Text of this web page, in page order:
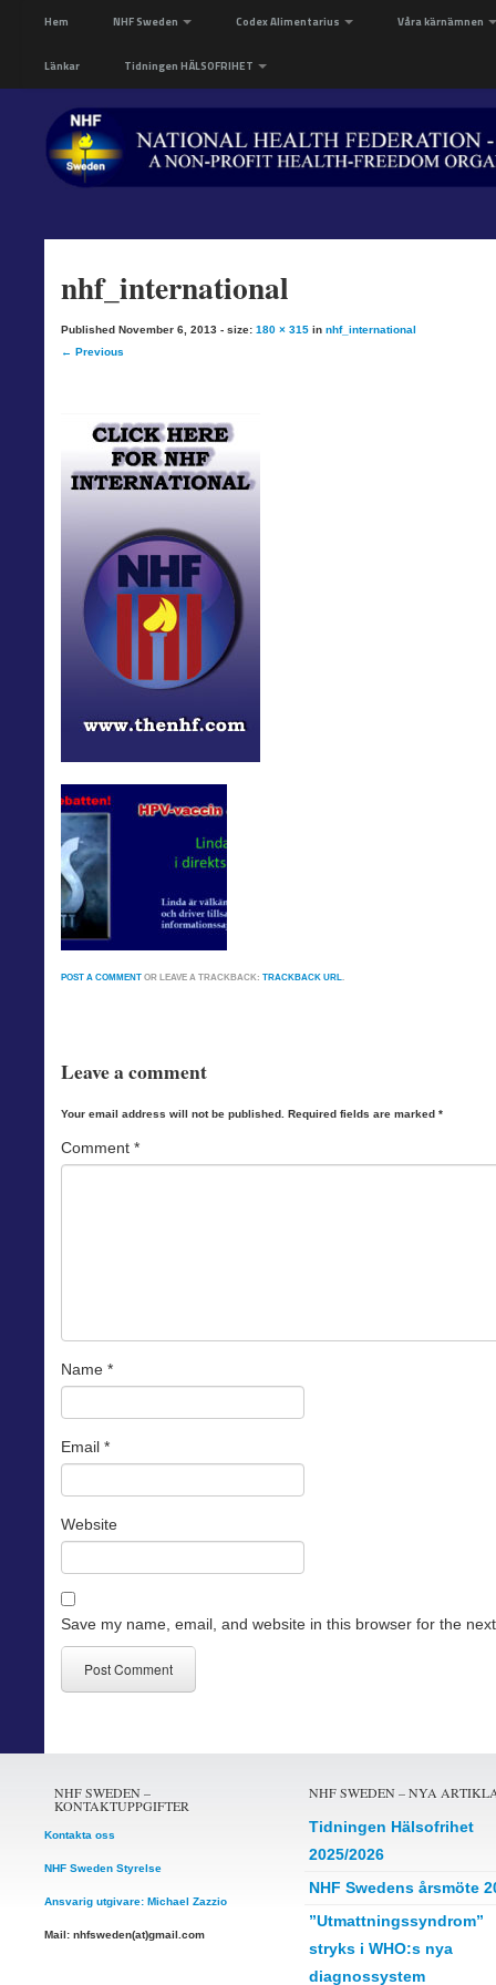
Hem NHF Sweden Codex Alimentarius Våra kärnämnen
Länkar Tidningen HÄLSOFRIHET
nhf_international
Published November 6, 2013 - size: 180 × 315 in nhf_international
← Previous
POST A COMMENT OR LEAVE A TRACKBACK: TRACKBACK URL.
Leave a comment
Your email address will not be published. Required fields are marked *
Comment *
Name *
Email *
Website
Save my name, email, and website in this browser for the
NHF SWEDEN –
KONTAKTUPPGIFTER
Kontakta oss
NHF Sweden Styrelse
Ansvarig utgivare: Michael Zazzio
Mail: nhfsweden(at)gmail.com
NHF SWEDEN – NYA
Tidningen Hälsofrihet
2025/2026
NHF Swedens årsmöte
”Utmattningssyndrom”
stryks i WHO:s nya
diagnossystem